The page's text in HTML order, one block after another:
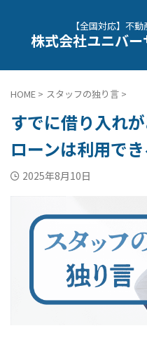
【全国対応】不
株式会社ユニバ
HOME > スタッフの独り言 >
すでに借り入れ
ローンは利用でき
2025年8月10日